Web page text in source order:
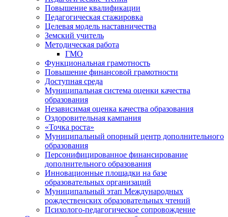
Повышение квалификации
Педагогическая стажировка
Целевая модель наставничества
Земский учитель
Методическая работа
ГМО
Функциональная грамотность
Повышение финансовой грамотности
Доступная среда
Муниципальная система оценки качества
образования
Независимая оценка качества образования
Оздоровительная кампания
«Точка роста»
Муниципальный опорный центр дополнительного
образования
Персонифицированное финансирование
дополнительного образования
Инновационные площадки на базе
образовательных организаций
Муниципальный этап Международных
рождественских образовательных чтений
Психолого-педагогическое сопровождение